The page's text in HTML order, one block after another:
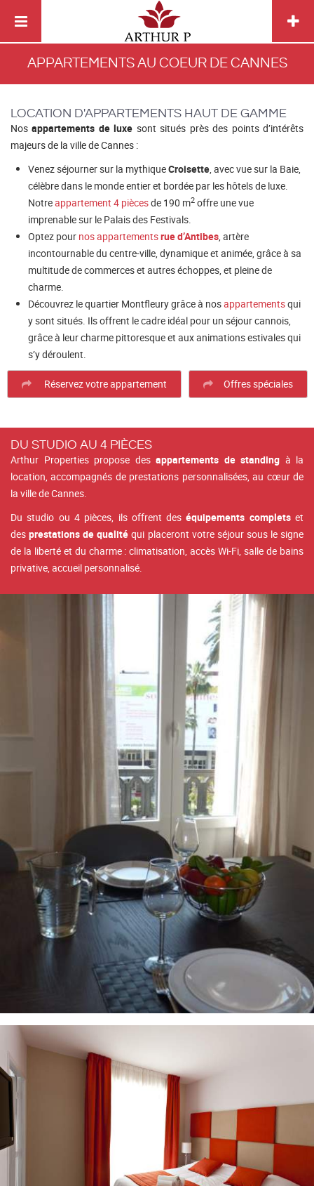
APPARTEMENTS AU COEUR DE CANNES
LOCATION D'APPARTEMENTS HAUT DE GAMME
Nosappartements de luxe sont situés près des points d’intérêts
majeurs de la ville de Cannes :
Venez séjourner sur la mythiqueCroisette, avec vue sur la Baie,
célèbre dans le monde entier et bordée par les hôtels de luxe.
Notreappartement 4 piècesde 190 m2 offre une vue
imprenable sur le Palais des Festivals.
Optez pour nos appartementsrue d’Antibes, artère
incontournable du centre-ville, dynamique et animée, grâce à sa
multitude de commerces et autres échoppes, et pleine de
charme.
Découvrez le quartier Montfleury grâce à nosappartementsqui
y sont situés. Ils offrent le cadre idéal pour un séjour cannois,
grâce à leur charme pittoresque et aux animations estivales qui
s’y déroulent.
Réservez votre appartement Offres spéciales
DU STUDIO AU 4 PIÈCES
Arthur Properties propose des appartements de standing à la
location, accompagnés de prestations personnalisées, au cœur de
la ville de Cannes.
Du studio ou 4 pièces, ils offrent deséquipements completset
des prestations de qualitéqui placeront votre séjour sous le signe
de la liberté et du charme : climatisation, accès Wi-Fi, salle de bains
privative, accueil personnalisé.